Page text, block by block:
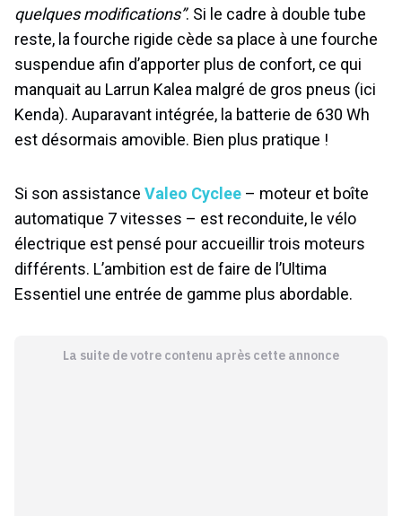
quelques modifications”. Si le cadre à double tube
reste, la fourche rigide cède sa place à une fourche
suspendue afin d’apporter plus de confort, ce qui
manquait au Larrun Kalea malgré de gros pneus (ici
Kenda). Auparavant intégrée, la batterie de 630 Wh
est désormais amovible. Bien plus pratique !
Si son assistance Valeo Cyclee – moteur et boîte
automatique 7 vitesses – est reconduite, le vélo
électrique est pensé pour accueillir trois moteurs
différents. L’ambition est de faire de l’Ultima
Essentiel une entrée de gamme plus abordable.
La suite de votre contenu après cette annonce